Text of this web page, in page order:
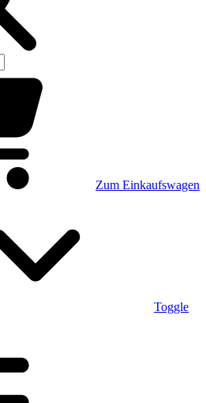
Zum Einkaufswagen
Toggle